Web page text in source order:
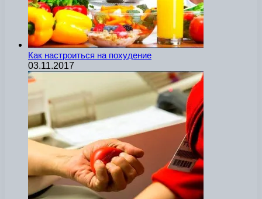
Как настроиться на похудение
03.11.2017